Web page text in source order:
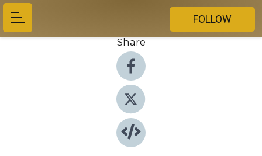
FOLLOW
Share